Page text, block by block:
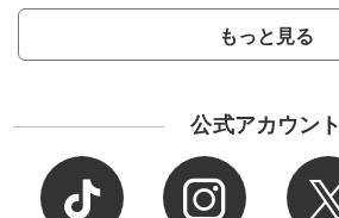
もっと見る
公式アカウント